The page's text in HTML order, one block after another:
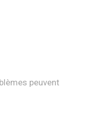
peuvent